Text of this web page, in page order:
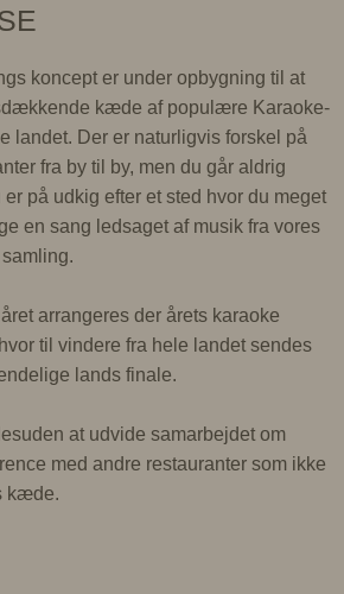
koncept er under opbygning til at
kæde af populære Karaoke-
landet. Der er naturligvis forskel på
fra by til by, men du går aldrig
er på udkig efter et sted hvor du meget
en sang ledsaget af musik fra vores
arrangeres der årets karaoke
til vindere fra hele landet sendes
lands finale.
at udvide samarbejdet om
med andre restauranter som ikke
kæde.